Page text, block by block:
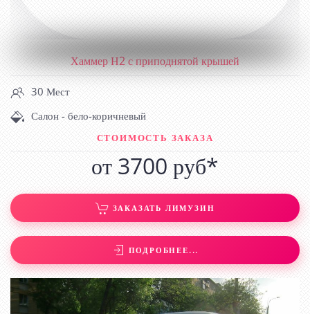
Хаммер Н2 с приподнятой крышей
30 Мест
Салон - бело-коричневый
СТОИМОСТЬ ЗАКАЗА
от 3700 руб*
ЗАКАЗАТЬ ЛИМУЗИН
ПОДРОБНЕЕ...